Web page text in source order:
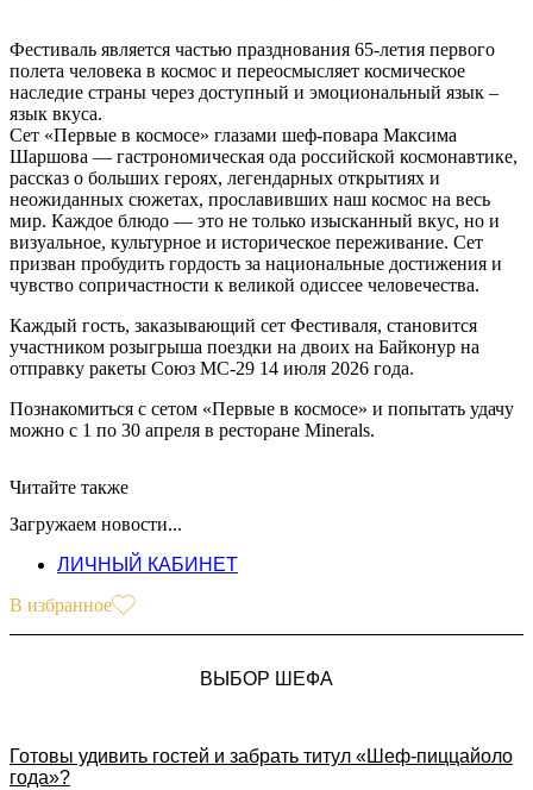
Фестиваль является частью празднования 65-летия первого
полета человека в космос и переосмысляет космическое
наследие страны через доступный и эмоциональный язык –
язык вкуса.
Сет «Первые в космосе» глазами шеф-повара Максима
Шаршова — гастрономическая ода российской космонавтике,
рассказ о больших героях, легендарных открытиях и
неожиданных сюжетах, прославивших наш космос на весь
мир. Каждое блюдо — это не только изысканный вкус, но и
визуальное, культурное и историческое переживание. Сет
призван пробудить гордость за национальные достижения и
чувство сопричастности к великой одиссее человечества.
Каждый гость, заказывающий сет Фестиваля, становится
участником розыгрыша поездки на двоих на Байконур на
отправку ракеты Союз МС-29 14 июля 2026 года.
Познакомиться с сетом «Первые в космосе» и попытать удачу
можно с 1 по 30 апреля в ресторане Minerals.
Читайте также
Загружаем новости...
ЛИЧНЫЙ КАБИНЕТ
В избранное
ВЫБОР ШЕФА
Готовы удивить гостей и забрать титул «Шеф-пиццайоло
года»?